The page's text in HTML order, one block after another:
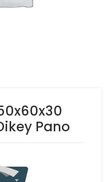
Pano